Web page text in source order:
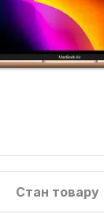
Стан товару